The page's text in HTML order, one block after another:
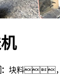
块料